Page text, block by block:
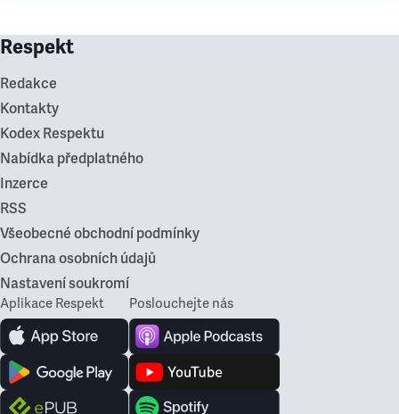
Respekt
Redakce
Kontakty
Kodex Respektu
Nabídka předplatného
Inzerce
RSS
Všeobecné obchodní podmínky
Ochrana osobních údajů
Nastavení soukromí
Aplikace Respekt Poslouchejte nás